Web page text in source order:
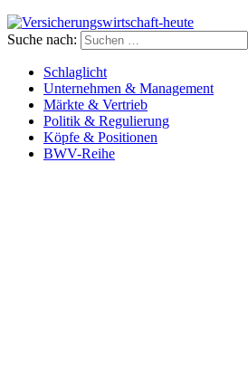
Versicherungswirtschaft-heute
Suche nach:
Schlaglicht
Unternehmen & Management
Märkte & Vertrieb
Politik & Regulierung
Köpfe & Positionen
BWV-Reihe